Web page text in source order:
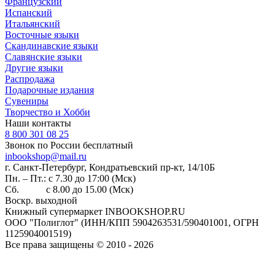
Испанский
Итальянский
Восточные языки
Скандинавские языки
Славянские языки
Другие языки
Распродажа
Подарочные издания
Сувениры
Творчество и Хобби
Наши контакты
8 800 301 08 25
Звонок по России бесплатный
inbookshop@mail.ru
г. Санкт-Петербург, Кондратьевский пр-кт, 14/10Б
Пн. – Пт.: с 7.30 до 17:00 (Мск)
Сб. с 8.00 до 15.00 (Мск)
Воскр. выходной
Книжный супермаркет INBOOKSHOP.RU
ООО "Полиглот" (ИНН/КПП 5904263531/590401001, ОГРН
1125904001519)
Все права защищены © 2010 - 2026